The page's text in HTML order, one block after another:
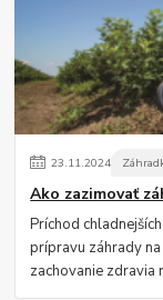
23.11.2024
Ako zazimovať
Príchod
prípravu záhrady
zachovanie zdravia